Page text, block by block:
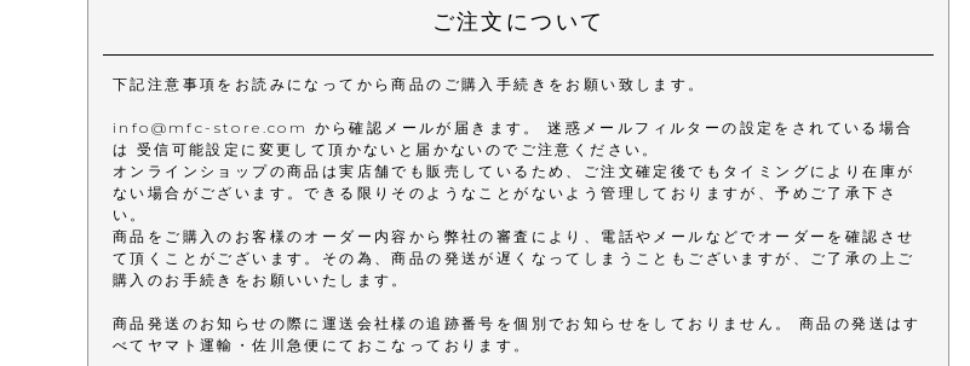
ご注文について
下記注意事項をお読みになってから商品のご購入手続きをお願い致します。
info@mfc-store.com から確認メールが届きます。 迷惑メールフィルターの設定をされている場合
は 受信可能設定に変更して頂かないと届かないのでご注意ください。
オンラインショップの商品は実店舗でも販売しているため、ご注文確定後でもタイミングにより在庫が
ない場合がございます。できる限りそのようなことがないよう管理しておりますが、予めご了承下さ
い。
商品をご購入のお客様のオーダー内容から弊社の審査により、電話やメールなどでオーダーを確認させ
て頂くことがございます。その為、商品の発送が遅くなってしまうこともございますが、ご了承の上ご
購入のお手続きをお願いいたします。
商品発送のお知らせの際に運送会社様の追跡番号を個別でお知らせをしておりません。 商品の発送はす
べてヤマト運輸・佐川急便にておこなっております。